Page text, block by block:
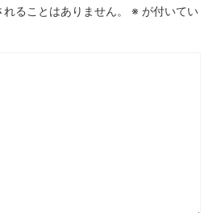
ることはありません。 ※ が付いてい